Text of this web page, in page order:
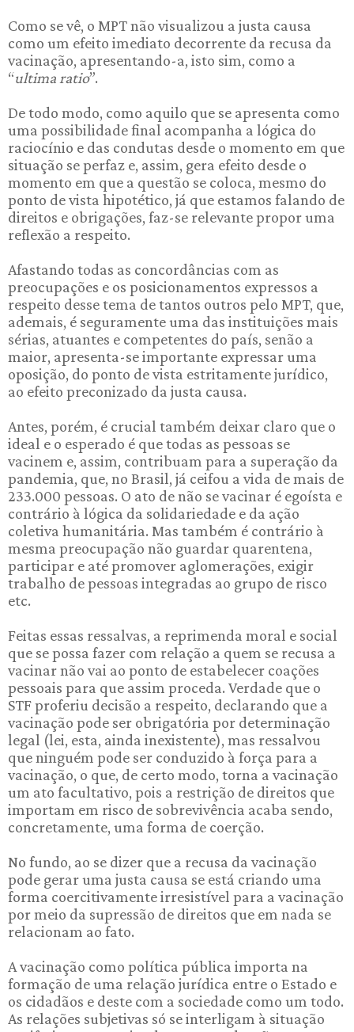
Como se vê, o MPT não visualizou a justa causa
como um efeito imediato decorrente da recusa da
vacinação, apresentando-a, isto sim, como a
“ultima ratio”.
De todo modo, como aquilo que se apresenta como
uma possibilidade final acompanha a lógica do
raciocínio e das condutas desde o momento em que
situação se perfaz e, assim, gera efeito desde o
momento em que a questão se coloca, mesmo do
ponto de vista hipotético, já que estamos falando de
direitos e obrigações, faz-se relevante propor uma
reflexão a respeito.
Afastando todas as concordâncias com as
preocupações e os posicionamentos expressos a
respeito desse tema de tantos outros pelo MPT, que,
ademais, é seguramente uma das instituições mais
sérias, atuantes e competentes do país, senão a
maior, apresenta-se importante expressar uma
oposição, do ponto de vista estritamente jurídico,
ao efeito preconizado da justa causa.
Antes, porém, é crucial também deixar claro que o
ideal e o esperado é que todas as pessoas se
vacinem e, assim, contribuam para a superação da
pandemia, que, no Brasil, já ceifou a vida de mais de
233.000 pessoas. O ato de não se vacinar é egoísta e
contrário à lógica da solidariedade e da ação
coletiva humanitária. Mas também é contrário à
mesma preocupação não guardar quarentena,
participar e até promover aglomerações, exigir
trabalho de pessoas integradas ao grupo de risco
etc.
Feitas essas ressalvas, a reprimenda moral e social
que se possa fazer com relação a quem se recusa a
vacinar não vai ao ponto de estabelecer coações
pessoais para que assim proceda. Verdade que o
STF proferiu decisão a respeito, declarando que a
vacinação pode ser obrigatória por determinação
legal (lei, esta, ainda inexistente), mas ressalvou
que ninguém pode ser conduzido à força para a
vacinação, o que, de certo modo, torna a vacinação
um ato facultativo, pois a restrição de direitos que
importam em risco de sobrevivência acaba sendo,
concretamente, uma forma de coerção.
No fundo, ao se dizer que a recusa da vacinação
pode gerar uma justa causa se está criando uma
forma coercitivamente irresistível para a vacinação
por meio da supressão de direitos que em nada se
relacionam ao fato.
A vacinação como política pública importa na
formação de uma relação jurídica entre o Estado e
os cidadãos e deste com a sociedade como um todo.
As relações subjetivas só se interligam à situação